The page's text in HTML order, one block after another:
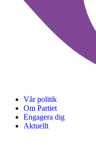
Vår politik
Om Partiet
Engagera dig
Aktuellt